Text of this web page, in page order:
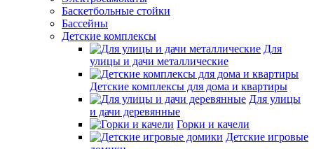
Баскетбольные стойки
Бассейны
Детские комплексы
Для
улицы и дачи металлические
Детские комплексы для дома и квартиры
Для улицы
и дачи деревянные
Горки и качели
Детские игровые